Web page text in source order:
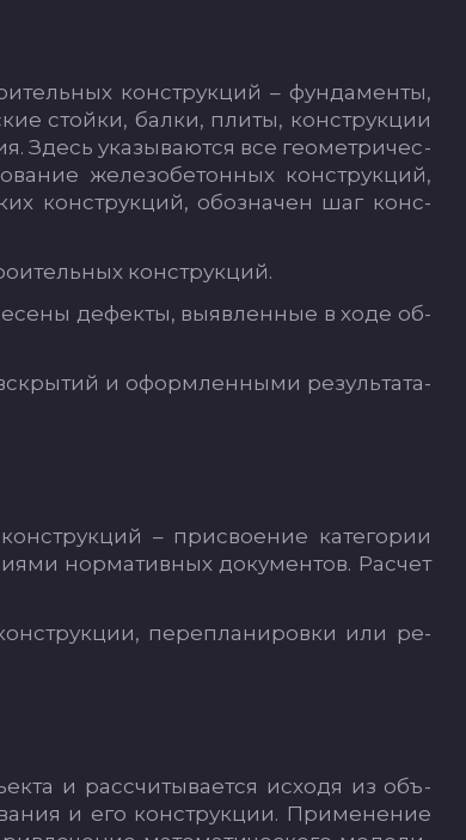
конс­трук­ций – фун­да­мен­ты,
стой­ки, бал­ки, пли­ты, конс­трук­ции
Здесь ука­зы­ва­ют­ся все ге­омет­ри­чес­
же­ле­зо­бе­тон­ных конс­трук­ций,
конс­трук­ций, обоз­на­чен шаг конс­
конс­трук­ций.
де­фек­ты, вы­яв­лен­ные в хо­де об­
и офор­млен­ны­ми ре­зуль­та­та­
– прис­во­ение ка­те­го­рии
нор­ма­тив­ных до­ку­мен­тов. Рас­чет
пе­реп­ла­ни­ров­ки или ре­
и рас­счи­ты­ва­ет­ся ис­хо­дя из объ­
и его конс­трук­ции. При­ме­не­ние